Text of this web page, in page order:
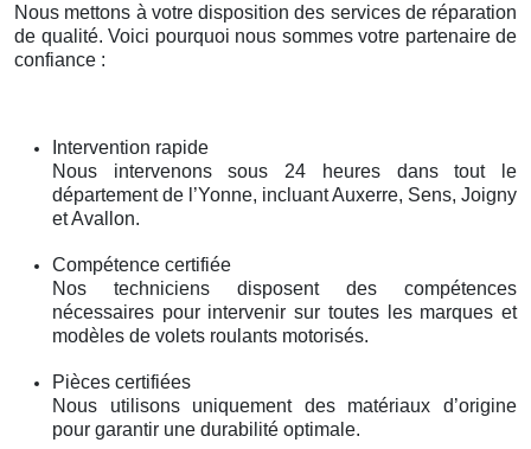
Nous mettons à votre disposition des services de réparation
de qualité. Voici pourquoi nous sommes votre partenaire de
confiance :
Intervention rapide
Nous intervenons sous 24 heures dans tout le
département de l’Yonne, incluant Auxerre, Sens, Joigny
et Avallon.
Compétence certifiée
Nos techniciens disposent des compétences
nécessaires pour intervenir sur toutes les marques et
modèles de volets roulants motorisés.
Pièces certifiées
Nous utilisons uniquement des matériaux d’origine
pour garantir une durabilité optimale.